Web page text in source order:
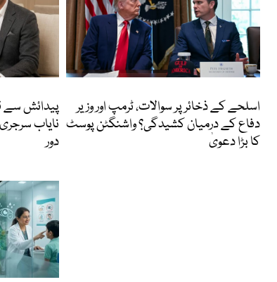
اسلحے کے ذخائر پر سوالات، ٹرمپ اور وزیر
دفاع کے درمیان کشیدگی؟ واشنگٹن پوسٹ
کا بڑا دعویٰ
پیدائش سے
نایاب
دور